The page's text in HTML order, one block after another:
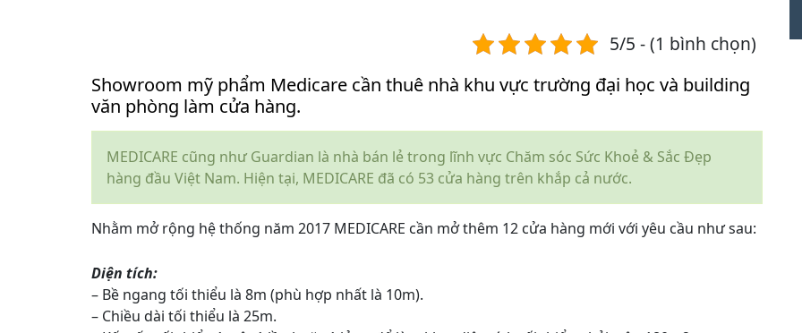
5/5 - (1 bình chọn)
Showroom mỹ phẩm Medicare cần thuê nhà khu vực trường đại học và building
văn phòng làm cửa hàng.
MEDICARE cũng như Guardian là nhà bán lẻ trong lĩnh vực Chăm sóc Sức Khoẻ & Sắc Đẹp
hàng đầu Việt Nam. Hiện tại, MEDICARE đã có 53 cửa hàng trên khắp cả nước.
Nhằm mở rộng hệ thống năm 2017 MEDICARE cần mở thêm 12 cửa hàng mới với yêu cầu như sau:
Diện tích:
– Bề ngang tối thiểu là 8m (phù hợp nhất là 10m).
– Chiều dài tối thiểu là 25m.